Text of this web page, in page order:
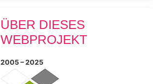
ÜBER DIESES
WEBPROJEKT
2005 – 2025